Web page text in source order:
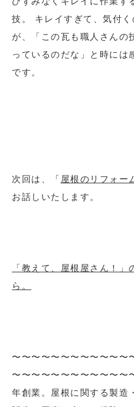
技。 キレイすぎて、気付
が、「この瓦も職人さんの
っているのだな」と時には
です。
次回は、「 屋根のリフォー
お話しいたします。
「教えて、屋根屋さん！
ら。
〜〜〜〜〜〜〜〜〜〜〜〜
〜〜〜〜〜〜〜〜〜〜〜〜
年創業。屋根に関する製造・